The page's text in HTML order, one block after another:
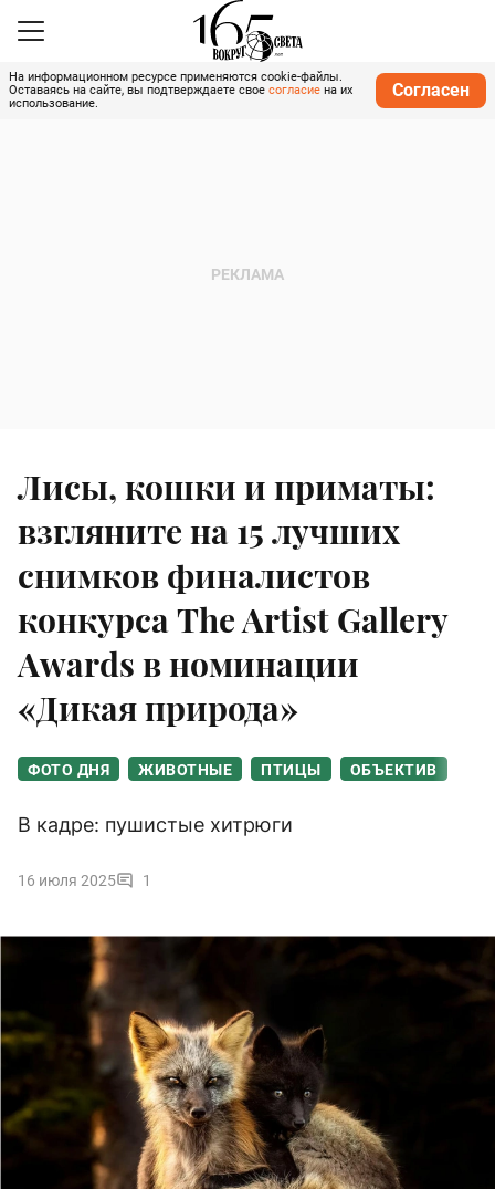
На информационном ресурсе применяются cookie-файлы.
Оставаясь на сайте, вы подтверждаете свое согласие на их
использование.
Согласен
Лисы, кошки и приматы:
взгляните на 15 лучших
снимков финалистов
конкурса The Artist Gallery
Awards в номинации
«Дикая природа»
ФОТО ДНЯ ЖИВОТНЫЕ ПТИЦЫ ОБЪЕКТИВ
В кадре: пушистые хитрюги
16 июля 2025 1